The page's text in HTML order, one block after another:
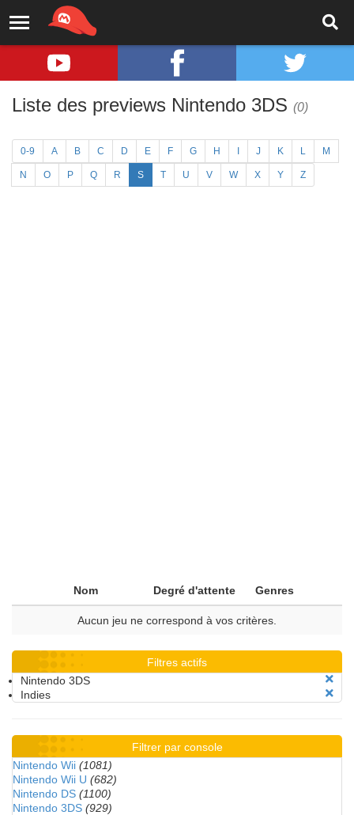
Liste des previews Nintendo 3DS (0)
0-9 A B C D E F G H J K L M
N O P Q R S T U V W X Y Z
Nom Degré d'attente Genres
Aucun jeu ne correspond à vos critères.
Filtres actifs
Nintendo 3DS
Indies
Filtrer par console
Nintendo Wii (1081)
Nintendo Wii U (682)
Nintendo DS (1100)
Nintendo 3DS (929)